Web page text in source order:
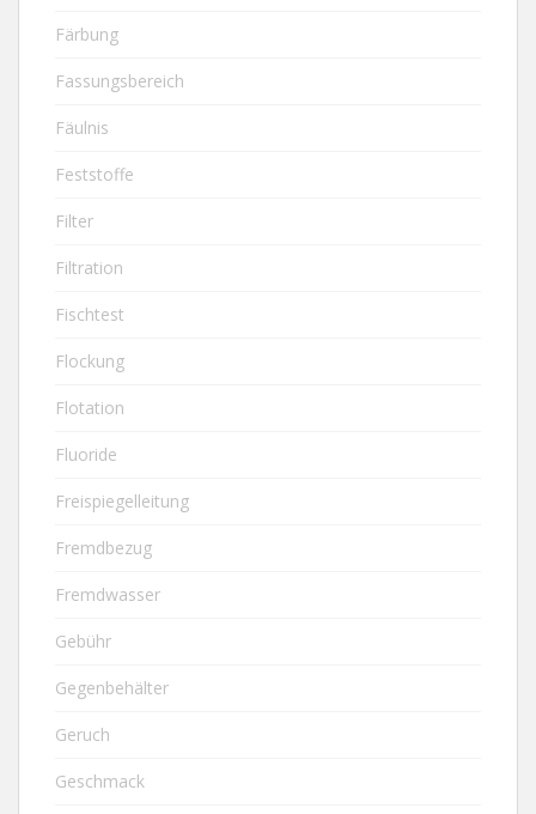
Färbung
Fassungsbereich
Fäulnis
Feststoffe
Filter
Filtration
Fischtest
Flockung
Flotation
Fluoride
Freispiegelleitung
Fremdbezug
Fremdwasser
Gebühr
Gegenbehälter
Geruch
Geschmack